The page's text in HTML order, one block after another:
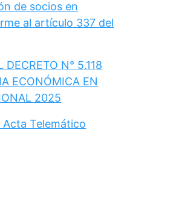
de socios en
al artículo 337 del
N° 5.118
ECONÓMICA EN
2025
Acta Telemático